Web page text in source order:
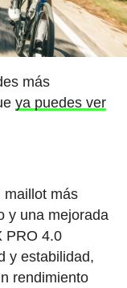
más
ya puedes ver
maillot más
y una mejorada
PRO 4.0
y estabilidad,
rendimiento